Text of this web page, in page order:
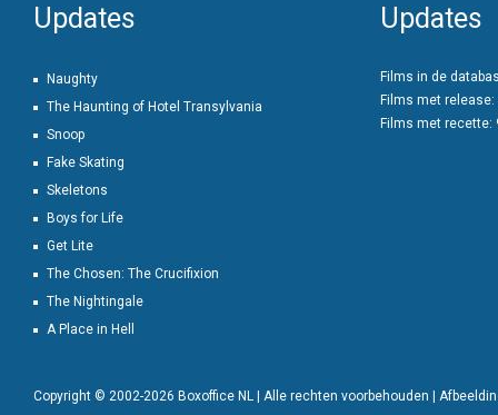
Updates
Naughty
The Haunting of Hotel Transylvania
Snoop
Fake Skating
Skeletons
Boys for Life
Get Lite
The Chosen: The Crucifixion
The Nightingale
A Place in Hell
Updates
Films in de
Films met release:
Films met recette:
Copyright © 2002-2026 Boxoffice NL | Alle rechten voorbehouden |